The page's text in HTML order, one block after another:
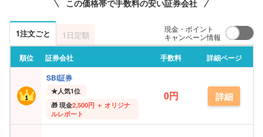
この価格帯で手数料の安い証券会社
1注文ごと 1日定額
現金・ポイント
キャンペーン情報
順位 証券会社 手数料
詳細ページ
SBI証券
★人気1位
現金2,500円 ＋ オリジナ
ルレポート
0円 詳細